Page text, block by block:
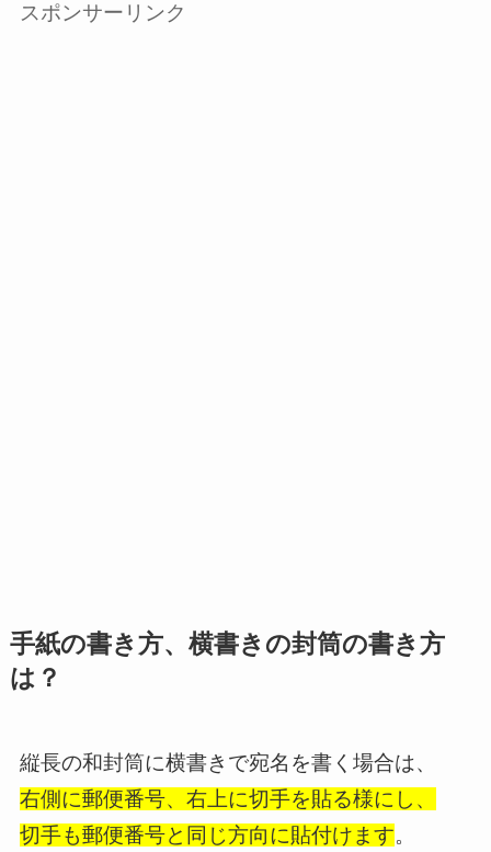
スポンサーリンク
手紙の書き方、横書きの封筒の書き方
は？
縦長の和封筒に横書きで宛名を書く場合は、
右側に郵便番号、右上に切手を貼る様にし、
切手も郵便番号と同じ方向に貼付けます。